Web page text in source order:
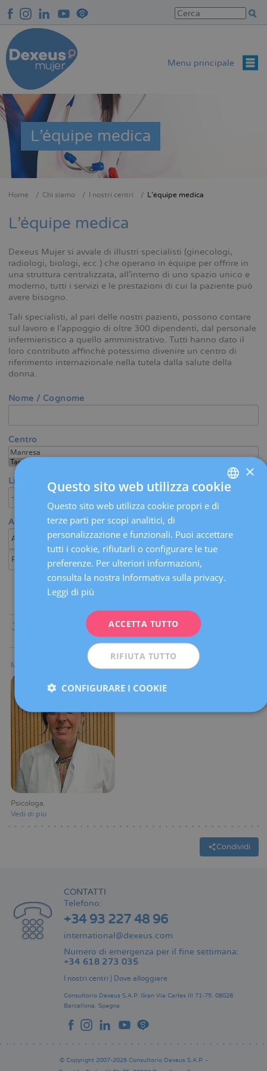
contenuto
principale
Menu principale
L'équipe medica
di
pane
Home Chi siamo I nostri centri L'équipe medica
L'équipe medica
Dexeus Mujer si avvale di illustri specialisti (ginecologi,
radiologi, biologi, ecc.) che operano in équipe per offrire in
una struttura centralizzata, all’interno di uno spazio unico e
moderno, tutti i servizi e le prestazioni di cui la paziente può
avere bisogno.
Tali specialisti, al pari delle nostri pazienti, possono contare
sul lavoro e l’appoggio di oltre 300 dipendenti, dal personale
infermieristico a quello amministrativo. Tutti hanno dato il
loro contributo affinché potessimo divenire un centro di
riferimento internazionale nella tutela dalla salute della
donna.
Nome / Cognome
Centro
Lingua
Area medica / Specialità
Tutti | F|G|H |I|J|K|L |
|S|T|U|V|W|X|Y|Z
María Paula Falomir
Psicologa
Vedi di più
Condividi
CONTATTI
Telefono:
+34 93 227 48 96
international@dexeus.com
Numero di emergenza per il fine settimana:
+34 618 273 035
I nostri centri Dove alloggiare
Consultorio Dexeus S.A.P. Gran Via Carles III 71-75. 08028
Barcellona. Spagna
© Copyright 2007-2026 Consultorio Dexeus S.A.P. -
SPANISH
DEUTSCH
×
Questo sito web utilizza cookie
Questo sito web utilizza cookie propri e di
terze parti per scopi analitici, di
personalizzazione e funzionali. Puoi accettare
tutti i cookie, rifiutarli o configurare le tue
preferenze. Per ulteriori informazioni,
consulta la nostra Informativa sulla privacy.
Leggi di più
ACCETTA TUTTO
RIFIUTA TUTTO
CONFIGURARE I COOKIE